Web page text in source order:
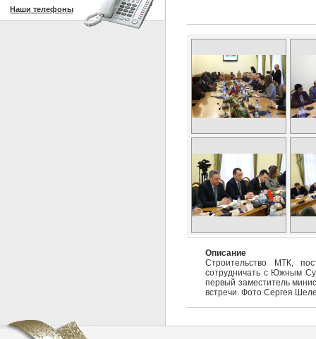
Описание
Строительство МТК,
сотрудничать с Южным
первый заместитель
встречи. Фото Сергея
Наши телефоны